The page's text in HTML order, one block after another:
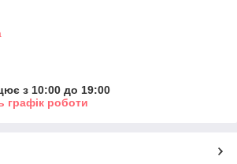
з 10:00 до 19:00
графік роботи